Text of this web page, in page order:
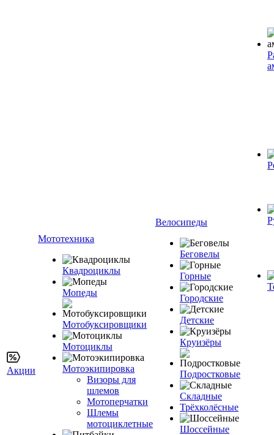
Акции
Мототехника
Квадроциклы
Мопеды
Мотобуксировщики
Мотоциклы
Мотоэкипировка
Визоры для
шлемов
Мотоперчатки
Шлемы
мотоциклетные
Велосипеды
Беговелы
Горные
Городские
Детские
Круизёры
Подростковые
Складные
Трёхколёсные
Шоссейные